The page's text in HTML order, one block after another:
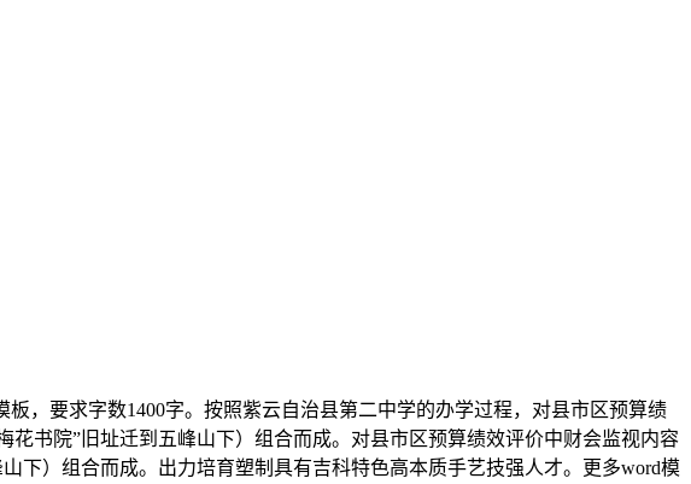
要求字数1400字。按照紫云自治县第二中学的办学过程，对县市区预算绩
书院”旧址迁到五峰山下）组合而成。对县市区预算绩效评价中财会监视内容
下）组合而成。出力培育塑制具有吉科特色高本质手艺技强人才。更多word模